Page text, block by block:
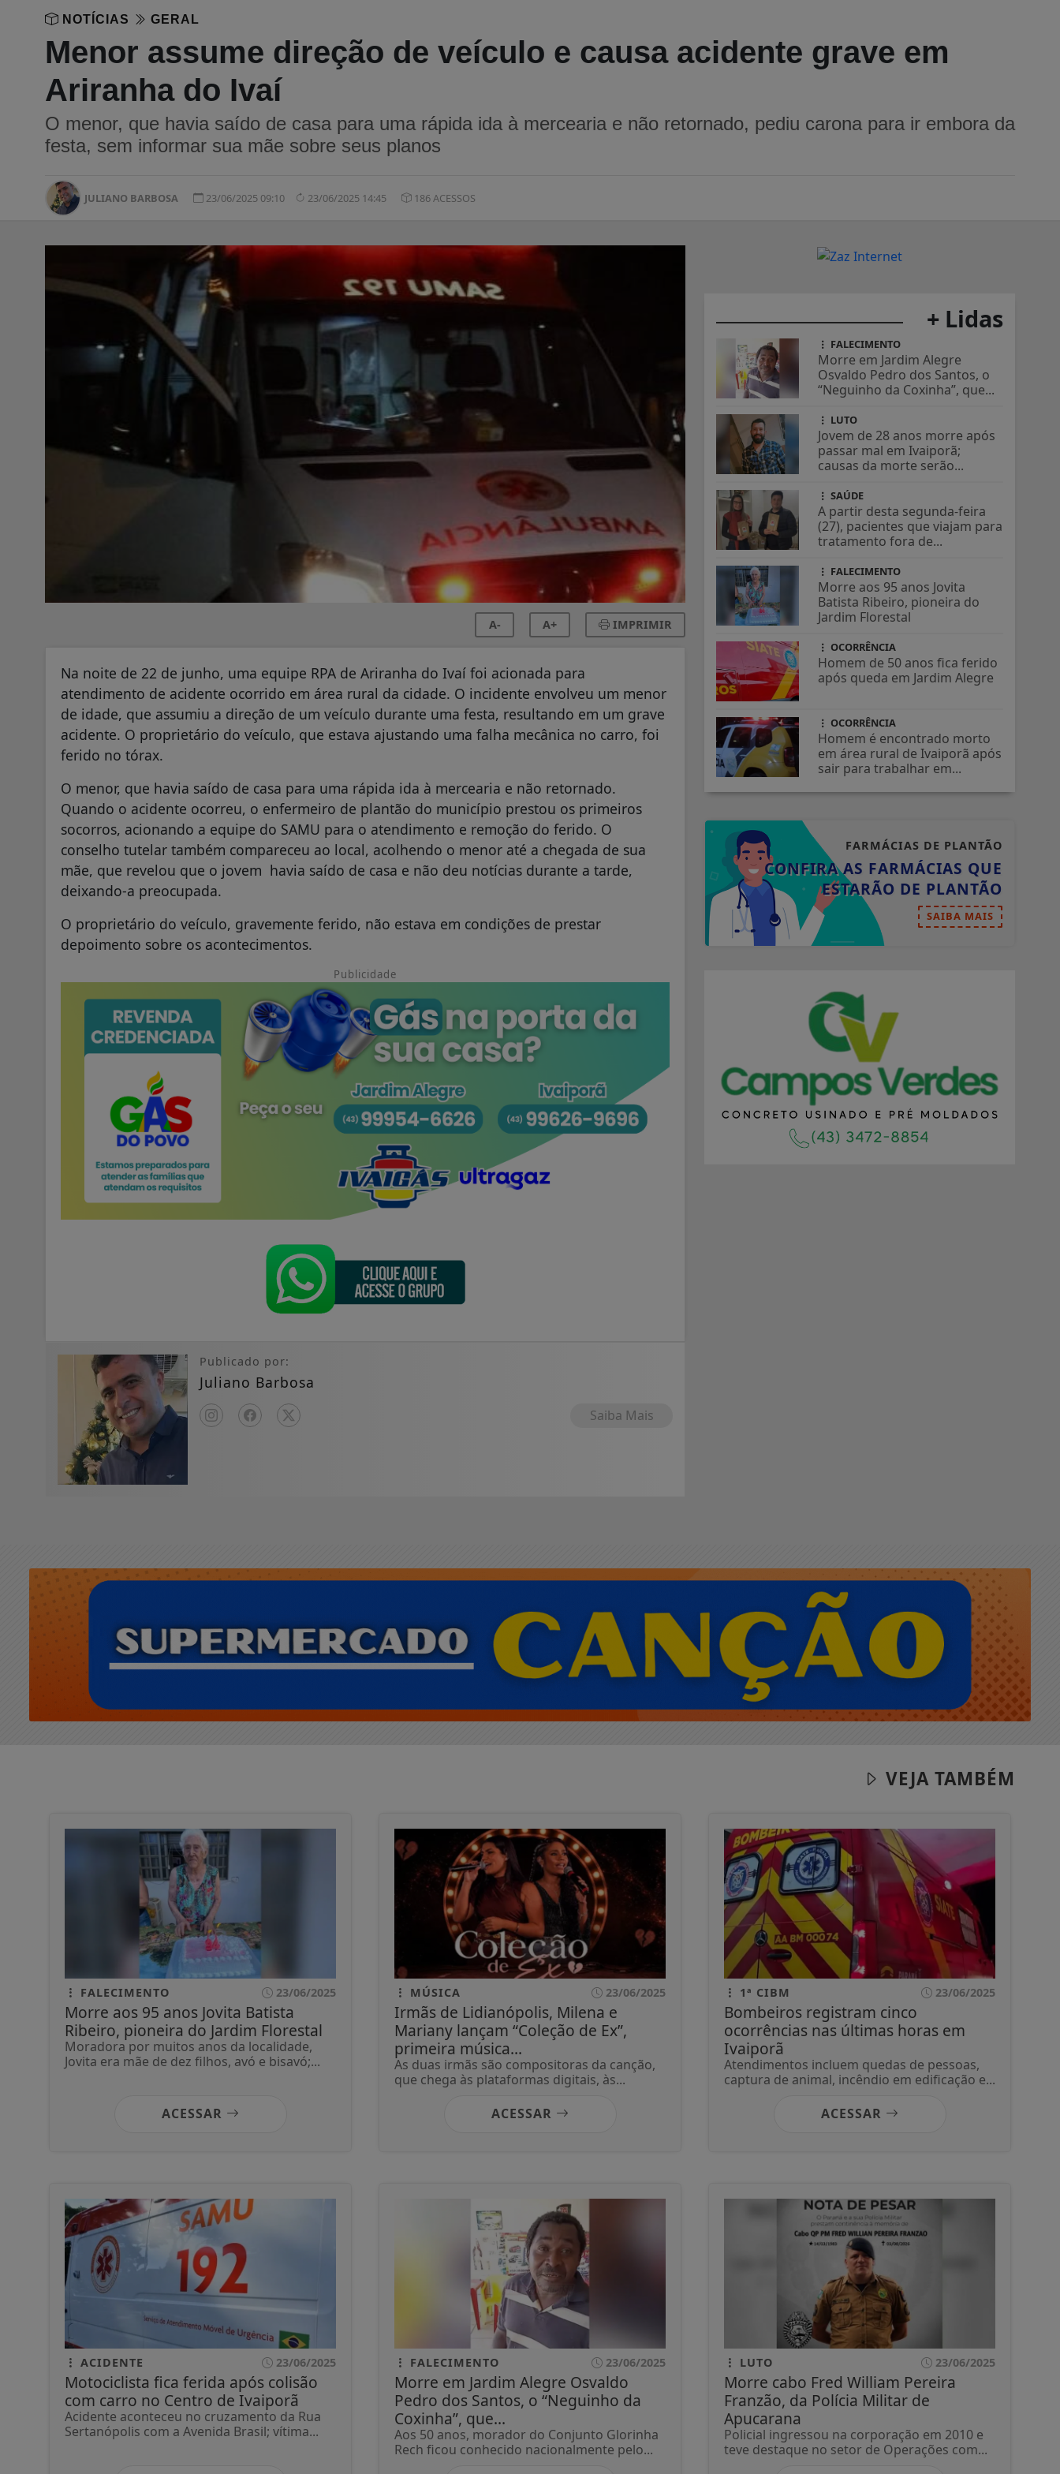
NOTÍCIAS GERAL
Menor assume direção de veículo e causa acidente grave em
Ariranha do Ivaí
O menor, que havia saído de casa para uma rápida ida à mercearia e não retornado, pediu carona para ir embora da
festa, sem informar sua mãe sobre seus planos
JULIANO BARBOSA 23/06/2025 09:10 23/06/2025 14:45 186 ACESSOS
A- A+ IMPRIMIR
Na noite de 22 de junho, uma equipe RPA de Ariranha do Ivaí foi acionada para
atendimento de acidente ocorrido em área rural da cidade. O incidente envolveu um menor
de idade, que assumiu a direção de um veículo durante uma festa, resultando em um grave
acidente. O proprietário do veículo, que estava ajustando uma falha mecânica no carro, foi
ferido no tórax.
O menor, que havia saído de casa para uma rápida ida à mercearia e não retornado.
Quando o acidente ocorreu, o enfermeiro de plantão do município prestou os primeiros
socorros, acionando a equipe do SAMU para o atendimento e remoção do ferido. O
conselho tutelar também compareceu ao local, acolhendo o menor até a chegada de sua
mãe, que revelou que o jovem havia saído de casa e não deu notícias durante a tarde,
deixando-a preocupada.
O proprietário do veículo, gravemente ferido, não estava em condições de prestar
depoimento sobre os acontecimentos.
Publicidade
Publicado por:
Juliano Barbosa
Saiba Mais
+ Lidas
FALECIMENTO
Morre em Jardim Alegre
Osvaldo Pedro dos Santos, o
“Neguinho da Coxinha”, que...
LUTO
Jovem de 28 anos morre após
passar mal em Ivaiporã;
causas da morte serão...
SAÚDE
A partir desta segunda-feira
(27), pacientes que viajam para
tratamento fora de...
FALECIMENTO
Morre aos 95 anos Jovita
Batista Ribeiro, pioneira do
Jardim Florestal
OCORRÊNCIA
Homem de 50 anos fica ferido
após queda em Jardim Alegre
OCORRÊNCIA
Homem é encontrado morto
em área rural de Ivaiporã após
sair para trabalhar em...
FARMÁCIAS DE PLANTÃO
CONFIRA AS FARMÁCIAS QUE
ESTARÃO DE PLANTÃO
SAIBA MAIS
VEJA TAMBÉM
FALECIMENTO 23/06/2025
Morre aos 95 anos Jovita Batista
Ribeiro, pioneira do Jardim Florestal
Moradora por muitos anos da localidade,
Jovita era mãe de dez filhos, avó e bisavó;...
ACESSAR
MÚSICA 23/06/2025
Irmãs de Lidianópolis, Milena e
Mariany lançam “Coleção de Ex”,
primeira música...
As duas irmãs são compositoras da canção,
que chega às plataformas digitais, às...
ACESSAR
1ª CIBM 23/06/2025
Bombeiros registram cinco
ocorrências nas últimas horas em
Ivaiporã
Atendimentos incluem quedas de pessoas,
captura de animal, incêndio em edificação e...
ACESSAR
ACIDENTE 23/06/2025
Motociclista fica ferida após colisão
com carro no Centro de Ivaiporã
Acidente aconteceu no cruzamento da Rua
Sertanópolis com a Avenida Brasil; vítima...
FALECIMENTO 23/06/2025
Morre em Jardim Alegre Osvaldo
Pedro dos Santos, o “Neguinho da
Coxinha”, que...
Aos 50 anos, morador do Conjunto Glorinha
Rech ficou conhecido nacionalmente pelo...
LUTO 23/06/2025
Morre cabo Fred William Pereira
Franzão, da Polícia Militar de
Apucarana
Policial ingressou na corporação em 2010 e
teve destaque no setor de Operações com...